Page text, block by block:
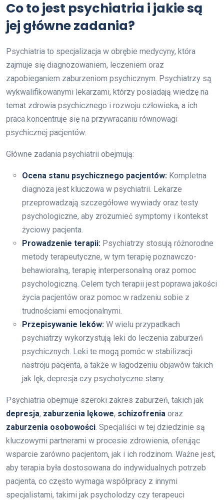
Co to jest psychiatria i jakie są
jej główne zadania?
Psychiatria to specjalizacja w obrębie medycyny, która
zajmuje się diagnozowaniem, leczeniem oraz
zapobieganiem zaburzeniom psychicznym. Psychiatrzy są
wykwalifikowanymi lekarzami, którzy posiadają wiedzę na
temat zdrowia psychicznego i rozwoju człowieka, a ich
praca koncentruje się na przywracaniu równowagi
psychicznej pacjentów.
Główne zadania psychiatrii obejmują:
Ocena stanu psychicznego pacjentów: Kompletna
diagnoza jest kluczowa w psychiatrii. Lekarze
przeprowadzają szczegółowe wywiady oraz testy
psychologiczne, aby zrozumieć symptomy i kontekst
życiowy pacjenta.
Prowadzenie terapii: Psychiatrzy stosują różnorodne
metody terapeutyczne, w tym terapię poznawczo-
behawioralną, terapię interpersonalną oraz pomoc
psychologiczną. Celem tych terapii jest poprawa jakości
życia pacjentów oraz pomoc w radzeniu sobie z
trudnościami emocjonalnymi.
Przepisywanie leków: W wielu przypadkach
psychiatrzy wykorzystują leki do leczenia zaburzeń
psychicznych. Leki te mogą pomóc w stabilizacji
nastroju pacjenta, a także w łagodzeniu objawów takich
jak lęk, depresja czy psychotyczne stany.
Psychiatria obejmuje szeroki zakres zaburzeń, takich jak
depresja, zaburzenia lękowe, schizofrenia oraz
zaburzenia osobowości. Specjaliści w tej dziedzinie są
kluczowymi partnerami w procesie zdrowienia, oferując
wsparcie zarówno pacjentom, jak i ich rodzinom. Ważne jest,
aby terapia była dostosowana do indywidualnych potrzeb
pacjenta, co często wymaga współpracy z innymi
specjalistami, takimi jak psycholodzy czy terapeuci